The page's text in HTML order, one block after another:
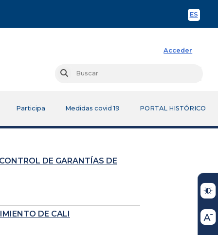
ES
Acceder
Buscar
Participa Medidas covid 19 PORTAL HISTÓRICO
DE GARANTÍAS DE
DE CALI